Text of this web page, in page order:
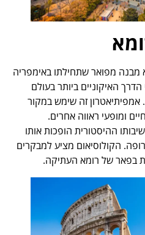
מבנה מפואר שתחילתו באימפריה
האיקוניים ביותר בעולם
אמפיתיאטרון זה שימש במקור
ומופעי ראווה אחרים.
ההיסטורית הופכות אותו
הקולוסיאום מציע למבקרים
בפאר של רומא העתיקה.